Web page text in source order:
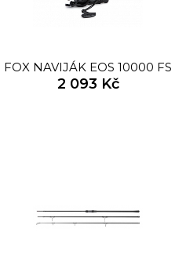
FOX NAVIJÁK EOS 10000 FS
2 093 Kč